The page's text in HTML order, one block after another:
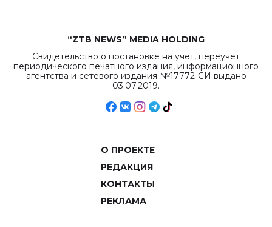
“ZTB NEWS” MEDIA HOLDING
Свидетельство о постановке на учет, переучет
периодического печатного издания, информационного
агентства и сетевого издания №17772-СИ выдано
03.07.2019.
О ПРОЕКТЕ
РЕДАКЦИЯ
КОНТАКТЫ
РЕКЛАМА